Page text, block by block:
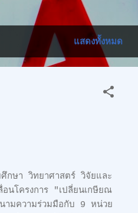
แสดงทั้งหมด
ศาสตร์ วิจัยและ
นโครงการ "เปลี่ยนเกษียณ
ามความร่วมมือกับ 9 หน่วย